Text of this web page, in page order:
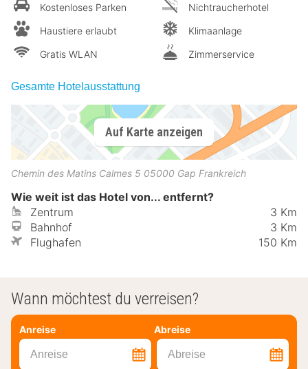
Kostenloses Parken
Haustiere erlaubt
Gratis WLAN
Nichtraucherhotel
Klimaanlage
Zimmerservice
Gesamte Hotelausstattung
Auf Karte anzeigen
Chemin des Matins Calmes 5 05000 Gap Frankreich
Wie weit ist das Hotel von... entfernt?
Zentrum
3 Km
Bahnhof
3 Km
Flughafen
150 Km
Wann möchtest du verreisen?
Anreise Abreise
Anreise Abreise